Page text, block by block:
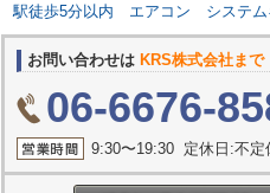
駅徒歩5分以内 エアコン システ
お問い合わせは KRS株式会社まで
06-6676-
9:30〜19:30 定休日:不定